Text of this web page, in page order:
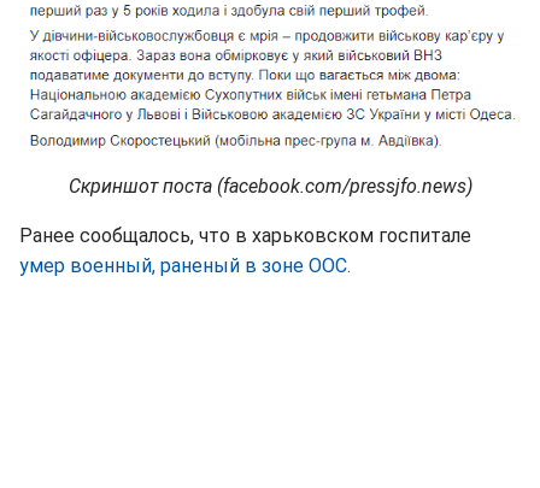
Скриншот поста (facebook.com/pressjfo.news)
Ранее сообщалось, что в харьковском госпитале
умер военный, раненый в зоне ООС.